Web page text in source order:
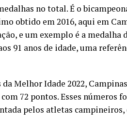
no total. É o
obtido em 2016, aqui em
e um exemplo é a medalha
91 anos de idade, uma
Melhor Idade 2022, Campinas
72 pontos. Esses números
pelos atletas campineiros,